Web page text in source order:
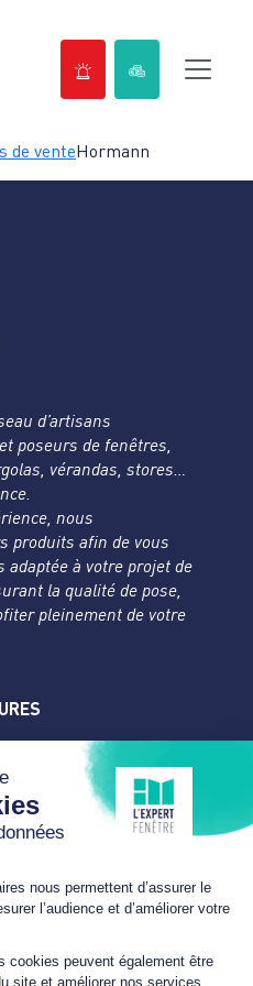
de venteHormann
d’artisans
poseurs de fenêtres,
vérandas, stores…
nous
produits afin de vous
à votre projet de
la qualité de pose,
pleinement de votre